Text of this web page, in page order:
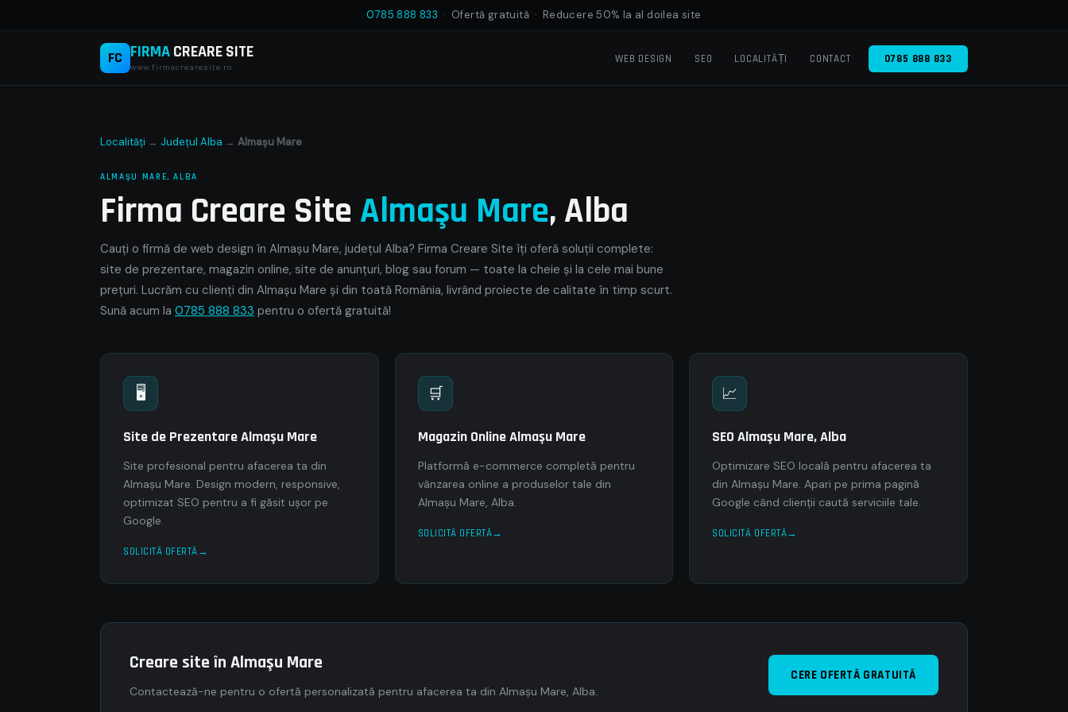
0785 888 833 · Ofertă gratuită · Reducere 50% la al doilea site
FC FIRMACREARE SITE
www.firmacrearesite.ro
WEB DESIGN SEO LOCALITĂȚI CONTACT 0785 888 833
Localități → Județul Alba → Almaşu Mare
ALMAŞU MARE, ALBA
Firma Creare Site Almaşu Mare, Alba
Cauți o firmă de web design în Almaşu Mare, județul Alba? Firma Creare Site îți oferă soluții complete:
site de prezentare, magazin online, site de anunțuri, blog sau forum — toate la cheie și la cele mai bune
prețuri. Lucrăm cu clienți din Almaşu Mare și din toată România, livrând proiecte de calitate în timp scurt.
Sună acum la 0785 888 833 pentru o ofertă gratuită!
🖥
Site de Prezentare Almaşu Mare
Site profesional pentru afacerea ta din
Almaşu Mare. Design modern, responsive,
optimizat SEO pentru a fi găsit ușor pe
Google.
SOLICITĂ OFERTĂ
🛒
Magazin Online Almaşu Mare
Platformă e-commerce completă pentru
vânzarea online a produselor tale din
Almaşu Mare, Alba.
SOLICITĂ OFERTĂ
📈
SEO Almaşu Mare, Alba
Optimizare SEO locală pentru afacerea ta
din Almaşu Mare. Apari pe prima pagină
Google când clienții caută serviciile tale.
SOLICITĂ OFERTĂ
Creare site în Almaşu Mare
Contactează-ne pentru o ofertă personalizată pentru afacerea ta din Almaşu Mare, Alba.
CERE OFERTĂ GRATUITĂ